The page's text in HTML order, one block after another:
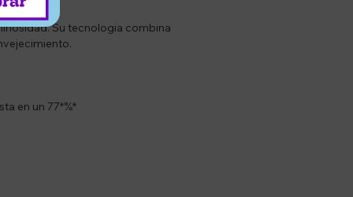
Su tecnologia combina
en un 77*%*